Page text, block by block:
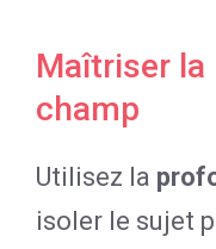
Maîtriser la
champ
Utilisez la
isoler le sujet